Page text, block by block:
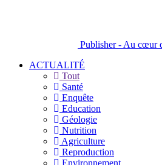
Publisher - Au cœur
ACTUALITÉ
Tout
Santé
Enquête
Education
Géologie
Nutrition
Agriculture
Reproduction
Environnement